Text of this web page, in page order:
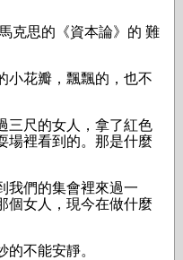
克思的《資本論》的 難
小花瓣，飄飄的，也不
三尺的女人，拿了紅色
場裡看到的。那是什麼
們的集會裡來過一
女人，現今在做什麼
不能安靜。